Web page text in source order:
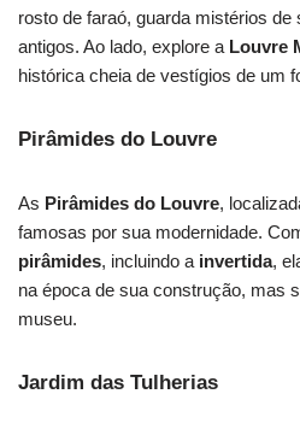
rosto de faraó, guarda mistérios de
antigos. Ao lado, explore a Louvre
histórica cheia de vestígios de um
Pirâmides do Louvre
As Pirâmides do Louvre,
famosas por sua modernidade.
pirâmides, incluindo a invertida,
na época de sua construção, mas
museu.
Jardim das Tulherias